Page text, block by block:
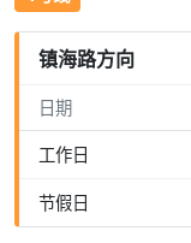
镇海路方向
日期
工作日
节假日